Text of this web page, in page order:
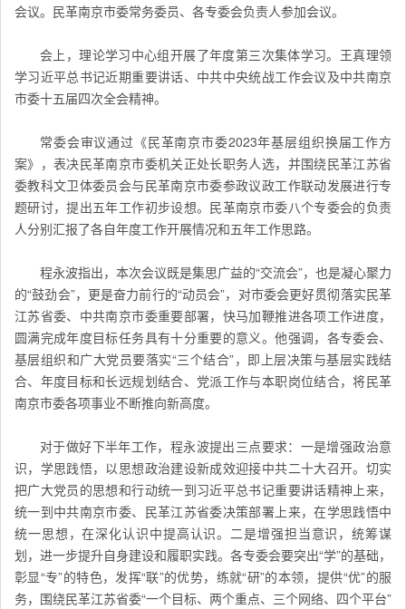
会议。民革南京市委常务委员、各专委会负责人参加会议。
会上，理论学习中心组开展了年度第三次集体学习。王真理领
学习近平总书记近期重要讲话、中共中央统战工作会议及中共南京
市委十五届四次全会精神。
常委会审议通过《民革南京市委2023年基层组织换届工作方
案》，表决民革南京市委机关正处长职务人选，并围绕民革江苏省
委教科文卫体委员会与民革南京市委参政议政工作联动发展进行专
题研讨，提出五年工作初步设想。民革南京市委八个专委会的负责
人分别汇报了各自年度工作开展情况和五年工作思路。
程永波指出，本次会议既是集思广益的“交流会”，也是凝心聚力
的“鼓劲会”，更是奋力前行的“动员会”，对市委会更好贯彻落实民革
江苏省委、中共南京市委重要部署，快马加鞭推进各项工作进度，
圆满完成年度目标任务具有十分重要的意义。他强调，各专委会、
基层组织和广大党员要落实“三个结合”，即上层决策与基层实践结
合、年度目标和长远规划结合、党派工作与本职岗位结合，将民革
南京市委各项事业不断推向新高度。
对于做好下半年工作，程永波提出三点要求：一是增强政治意
识，学思践悟，以思想政治建设新成效迎接中共二十大召开。切实
把广大党员的思想和行动统一到习近平总书记重要讲话精神上来，
统一到中共南京市委、民革江苏省委决策部署上来，在学思践悟中
统一思想，在深化认识中提高认识。二是增强担当意识，统筹谋
划，进一步提升自身建设和履职实践。各专委会要突出“学”的基础，
彰显“专”的特色，发挥“联”的优势，练就“研”的本领，提供“优”的服
务，围绕民革江苏省委“一个目标、两个重点、三个网络、四个平台”